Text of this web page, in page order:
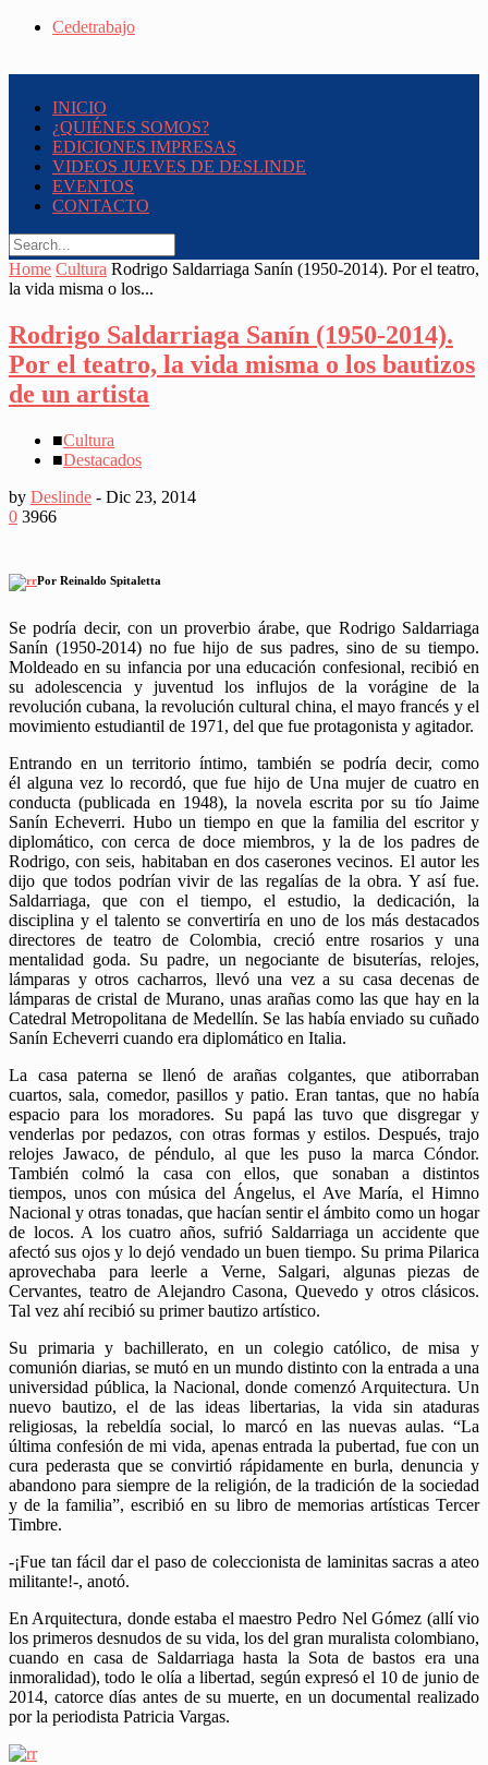
Cedetrabajo
INICIO
¿QUIÉNES SOMOS?
EDICIONES IMPRESAS
VIDEOS JUEVES DE DESLINDE
EVENTOS
CONTACTO
Home Cultura Rodrigo Saldarriaga Sanín (1950-2014). Por el teatro,
la vida misma o los...
Rodrigo Saldarriaga Sanín (1950-2014).
Por el teatro, la vida misma o los bautizos
de un artista
■Cultura
■Destacados
by Deslinde - Dic 23, 2014
0 3966
Por Reinaldo Spitaletta
Se podría decir, con un proverbio árabe, que Rodrigo Saldarriaga
Sanín (1950-2014) no fue hijo de sus padres, sino de su tiempo.
Moldeado en su infancia por una educación confesional, recibió en
su adolescencia y juventud los influjos de la vorágine de la
revolución cubana, la revolución cultural china, el mayo francés y el
movimiento estudiantil de 1971, del que fue protagonista y agitador.
Entrando en un territorio íntimo, también se podría decir, como
él alguna vez lo recordó, que fue hijo de Una mujer de cuatro en
conducta (publicada en 1948), la novela escrita por su tío Jaime
Sanín Echeverri. Hubo un tiempo en que la familia del escritor y
diplomático, con cerca de doce miembros, y la de los padres de
Rodrigo, con seis, habitaban en dos caserones vecinos. El autor les
dijo que todos podrían vivir de las regalías de la obra. Y así fue.
Saldarriaga, que con el tiempo, el estudio, la dedicación, la
disciplina y el talento se convertiría en uno de los más destacados
directores de teatro de Colombia, creció entre rosarios y una
mentalidad goda. Su padre, un negociante de bisuterías, relojes,
lámparas y otros cacharros, llevó una vez a su casa decenas de
lámparas de cristal de Murano, unas arañas como las que hay en la
Catedral Metropolitana de Medellín. Se las había enviado su cuñado
Sanín Echeverri cuando era diplomático en Italia.
La casa paterna se llenó de arañas colgantes, que atiborraban
cuartos, sala, comedor, pasillos y patio. Eran tantas, que no había
espacio para los moradores. Su papá las tuvo que disgregar y
venderlas por pedazos, con otras formas y estilos. Después, trajo
relojes Jawaco, de péndulo, al que les puso la marca Cóndor.
También colmó la casa con ellos, que sonaban a distintos
tiempos, unos con música del Ángelus, el Ave María, el Himno
Nacional y otras tonadas, que hacían sentir el ámbito como un hogar
de locos. A los cuatro años, sufrió Saldarriaga un accidente que
afectó sus ojos y lo dejó vendado un buen tiempo. Su prima Pilarica
aprovechaba para leerle a Verne, Salgari, algunas piezas de
Cervantes, teatro de Alejandro Casona, Quevedo y otros clásicos.
Tal vez ahí recibió su primer bautizo artístico.
Su primaria y bachillerato, en un colegio católico, de misa y
comunión diarias, se mutó en un mundo distinto con la entrada a una
universidad pública, la Nacional, donde comenzó Arquitectura. Un
nuevo bautizo, el de las ideas libertarias, la vida sin ataduras
religiosas, la rebeldía social, lo marcó en las nuevas aulas. “La
última confesión de mi vida, apenas entrada la pubertad, fue con un
cura pederasta que se convirtió rápidamente en burla, denuncia y
abandono para siempre de la religión, de la tradición de la sociedad
y de la familia”, escribió en su libro de memorias artísticas Tercer
Timbre.
-¡Fue tan fácil dar el paso de coleccionista de laminitas sacras a ateo
militante!-, anotó.
En Arquitectura, donde estaba el maestro Pedro Nel Gómez (allí vio
los primeros desnudos de su vida, los del gran muralista colombiano,
cuando en casa de Saldarriaga hasta la Sota de bastos era una
inmoralidad), todo le olía a libertad, según expresó el 10 de junio de
2014, catorce días antes de su muerte, en un documental realizado
por la periodista Patricia Vargas.